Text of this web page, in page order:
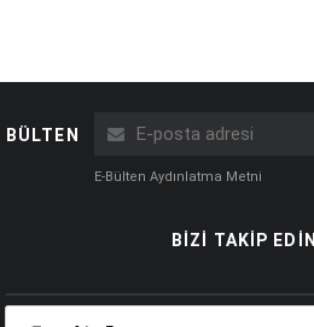
BÜLTEN
E-Bülten Aydınlatma Metni
BİZİ TAKİP EDİN